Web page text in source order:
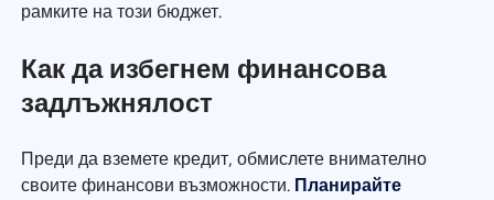
рамките на този бюджет.
Как да избегнем финансова
задлъжнялост
Преди да вземете кредит, обмислете внимателно
своите финансови възможности. Планирайте